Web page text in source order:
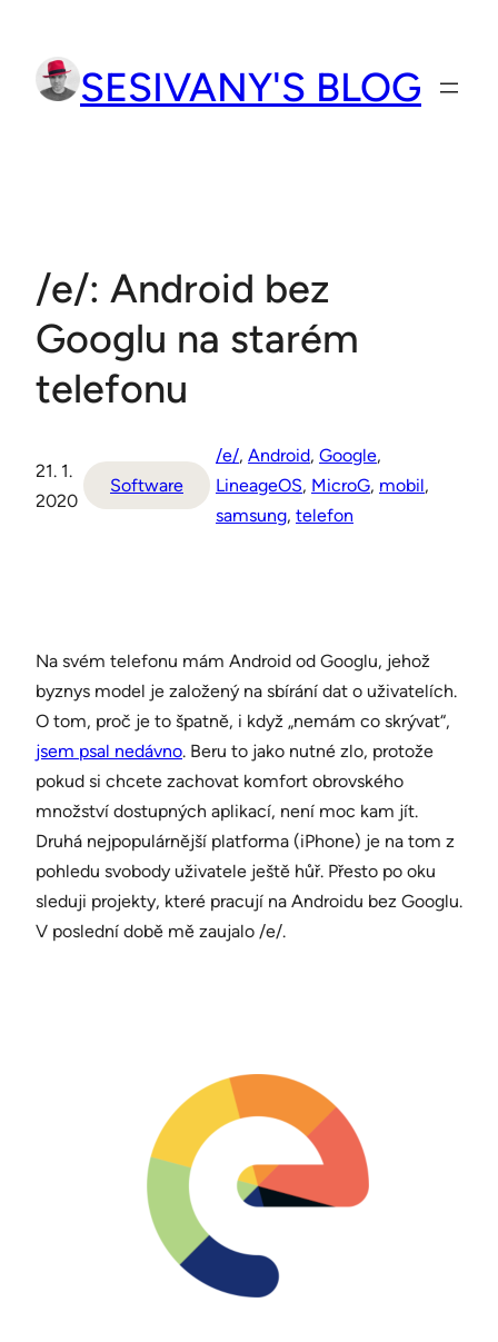
obsah
SESIVANY'S BLOG
/e/: Android bez
Googlu na starém
telefonu
21. 1.
2020
Software
/e/, Android, Google,
LineageOS, MicroG, mobil,
samsung, telefon
Na svém telefonu mám Android od Googlu, jehož
byznys model je založený na sbírání dat o uživatelích.
O tom, proč je to špatně, i když „nemám co skrývat“,
jsem psal nedávno. Beru to jako nutné zlo, protože
pokud si chcete zachovat komfort obrovského
množství dostupných aplikací, není moc kam jít.
Druhá nejpopulárnější platforma (iPhone) je na tom z
pohledu svobody uživatele ještě hůř. Přesto po oku
sleduji projekty, které pracují na Androidu bez Googlu.
V poslední době mě zaujalo /e/.